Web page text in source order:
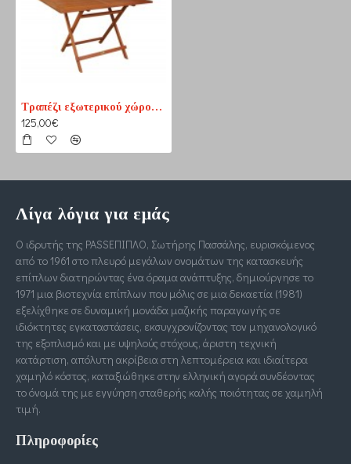
Τραπέζι εξωτερικού χώρου πτυσόμενο 120cm
125,00€
Λίγα λόγια για εμάς
Ο ιδρυτής της PASSΕΠΙΠΛΟ, Σωτήρης Πασσάλης, ευρισκόμενος
από το 1961 στο πλευρό μεγάλων ονομάτων της κατασκευής
επίπλων διατηρώντας ένα όραμα ανάπτυξης, δημιούργησε το
1971 μια βιοτεχνία επίπλων που μόλις σε μια δεκαετία (1981)
εξελίχθηκε σε δυναμική μονάδα μαζικής παραγωγής σε
ιδιόκτητες εγκαταστάσεις, εκσυγχρονίζοντας τον μηχανολογικό
της εξοπλισμό και με υψηλούς στόχους, άριστη τεχνική
κατάρτιση, απόλυτη ακρίβεια στη λεπτομέρεια και ιδιαίτερα
χαμηλό κόστος, καταξιώθηκε στην ελληνική αγορά συνδέοντας
το όνομά της με εγγύηση σταθερής καλής ποιότητας σε χαμηλή
τιμή.
Πληροφορίες